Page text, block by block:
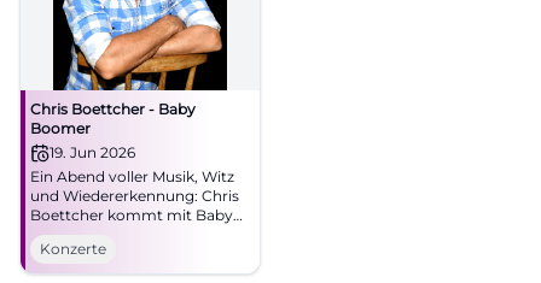
Chris Boettcher - Baby
Boomer
19. Jun 2026
Ein Abend voller Musik, Witz
und Wiedererkennung: Chris
Boettcher kommt mit Baby
Boomer nach München.
19.06.2026 im Schlachthof.
Jetzt entdecken! #München
Konzerte